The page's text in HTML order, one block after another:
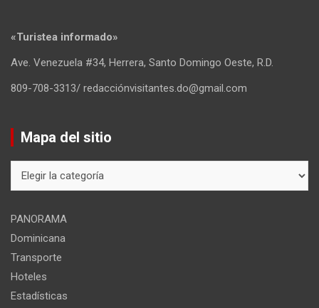
«Turistea informado»
Ave. Venezuela #34, Herrera, Santo Domingo Oeste, R.D.
809-708-3313/ redacciónvisitantes.do@gmail.com
Mapa del sitio
del
PANORAMA
Dominicana
Transporte
Hoteles
Estadísticas